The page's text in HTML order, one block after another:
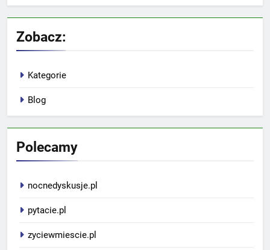
Zobacz:
Kategorie
Blog
Polecamy
nocnedyskusje.pl
pytacie.pl
zyciewmiescie.pl